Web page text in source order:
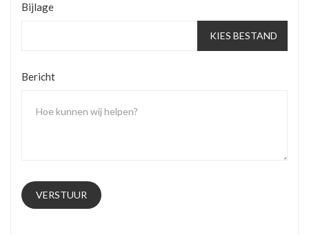
Bijlage
KIES BESTAND
Bericht